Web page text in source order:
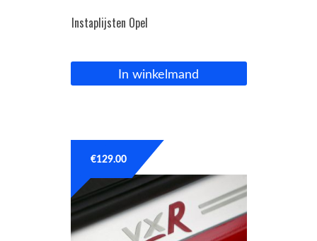
Instaplijsten Opel
In winkelmand
€129.00